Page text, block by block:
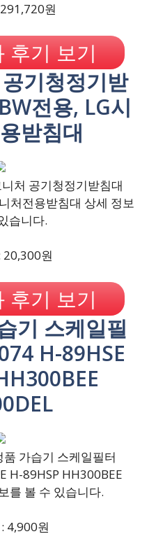
원
후기 보기
기청정기받
전용, LG시
받침대
처 공기청정기받침대
처전용받침대 상세 정보
습니다.
20,300원
후기 보기
기 스케일필
H-89HSE
가습기 스케일필터
H-89HSP HH300BEE
를 볼 수 있습니다.
4,900원